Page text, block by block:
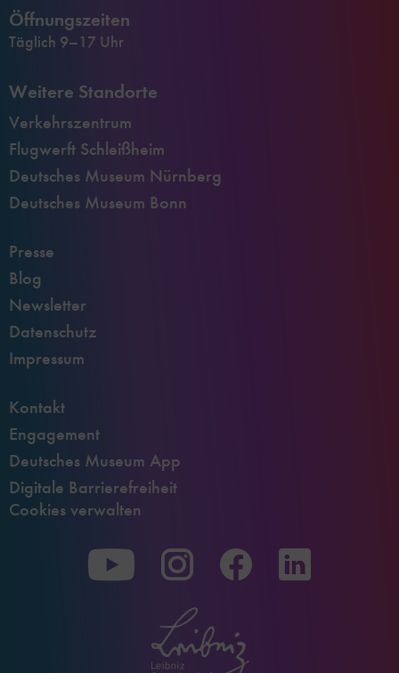
Öffnungszeiten
Täglich 9–17 Uhr
Weitere Standorte
Verkehrszentrum
Flugwerft Schleißheim
Deutsches Museum Nürnberg
Deutsches Museum Bonn
Presse
Blog
Newsletter
Datenschutz
Impressum
Kontakt
Engagement
Deutsches Museum App
Digitale Barrierefreiheit
Cookies verwalten
Zu
unserer
Youtube-
Seite
Zu
unserer
Instagram-
Seite
Zu
unserer